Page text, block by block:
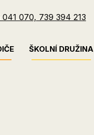
070, 739 394 213
ŠKOLNÍ DRUŽINA